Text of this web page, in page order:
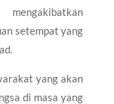
setempat yang
yang akan
di masa yang